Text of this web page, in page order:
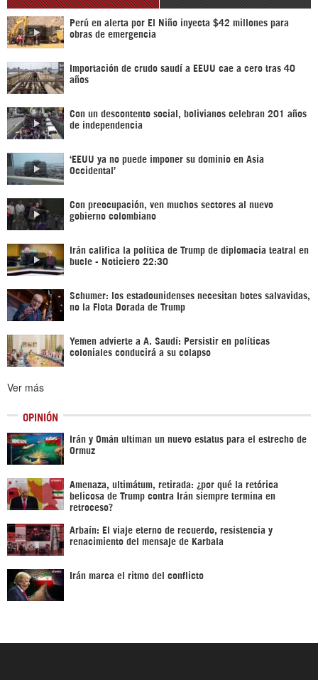
Perú en alerta por El Niño inyecta $42 millones para
obras de emergencia
Importación de crudo saudí a EEUU cae a cero tras 40
años
Con un descontento social, bolivianos celebran 201 años
de independencia
‘EEUU ya no puede imponer su dominio en Asia
Occidental’
Con preocupación, ven muchos sectores al nuevo
gobierno colombiano
Irán califica la política de Trump de diplomacia teatral en
bucle - Noticiero 22:30
Schumer: los estadounidenses necesitan botes salvavidas,
no la Flota Dorada de Trump
Yemen advierte a A. Saudí: Persistir en políticas
coloniales conducirá a su colapso
Ver más
OPINIÓN
Irán y Omán ultiman un nuevo estatus para el estrecho de
Ormuz
Amenaza, ultimátum, retirada: ¿por qué la retórica
belicosa de Trump contra Irán siempre termina en
retroceso?
Arbaín: El viaje eterno de recuerdo, resistencia y
renacimiento del mensaje de Karbala
Irán marca el ritmo del conflicto